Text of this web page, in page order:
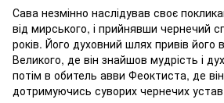
Сава незмінно наслідував своє
від мирського, і прийнявши чернечий
років. Його духовний шлях привів
Великого, де він знайшов мудрість і
потім в обитель авви Феоктиста, де
дотримуючись суворих чернечих